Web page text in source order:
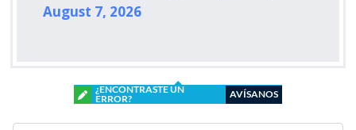
August 7, 2026
¿ENCONTRASTE UN
ERROR?
AVÍSANOS